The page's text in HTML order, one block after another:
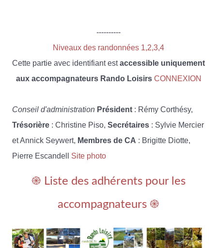
----------
Niveaux des randonnées 1,2,3,4
Cette partie avec identifiant estaccessible uniquement
aux accompagnateurs Rando Loisirs CONNEXION
Conseil d'administration Président : Rémy Corthésy,
Trésorière : Christine Piso, Secrétaires : Sylvie Mercier
et Annick Seywert, Membres de CA : Brigitte Diotte,
Pierre Escandell Site photo
֎ Liste des adhérents pour les
accompagnateurs ֎